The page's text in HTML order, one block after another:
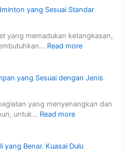
yang Sesuai Standar
yang memadukan ketangkasan,
Read more
yang Sesuai dengan Jenis
yang menyenangkan dan
untuk… Read more
yang Benar. Kuasai Dulu